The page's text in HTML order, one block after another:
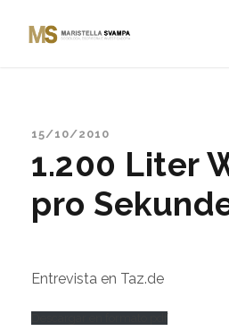
15/10/2010
1.200 Liter
pro
Entrevista en Taz.de